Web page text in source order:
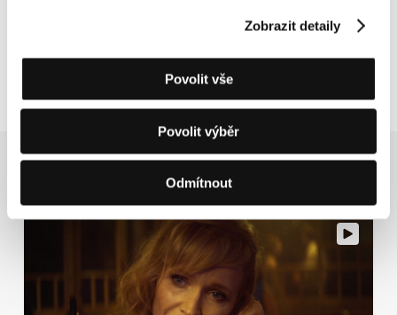
Zobrazit detaily
Povolit vše
Povolit výběr
Odmítnout
vznik svého snímku natočeného ruční
Související novinky